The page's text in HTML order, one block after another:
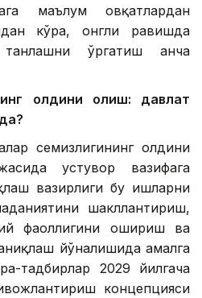
маълум овқатлардан
кўра, онгли равишда
танлашни ўргатиш анча
олдини олиш: давлат
семизлигининг олдини
устувор вазифага
вазирлиги бу ишларни
шакллантириш,
фаоллигини ошириш ва
йўналишида амалга
тадбирлар 2029 йилгача
концепцияси